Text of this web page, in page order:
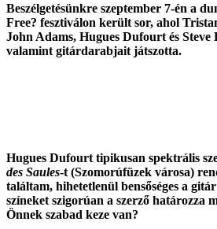
Beszélgetésünkre szeptember 7-én a
Free? fesztiválon került sor, ahol
John Adams, Hugues Dufourt és Steve
valamint gitárdarabjait játszotta.
Hugues Dufourt tipikusan spektrális
des Saules-t (Szomorúfüzek városa)
találtam, hihetetlenül bensőséges a
színeket szigorúan a szerző határozza
Önnek szabad keze van?